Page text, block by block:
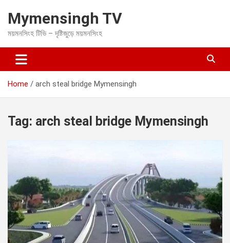
t
c
Mymensingh TV
ময়মনসিংহ টিভি – দৃষ্টিজুড়ে ময়মনসিংহ
Home arch steal bridge Mymensingh
Tag: arch steal bridge Mymensingh